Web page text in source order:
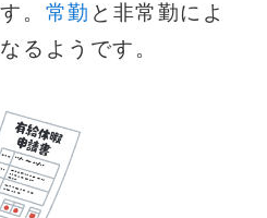
。 常勤 と非常勤によ
るようです。